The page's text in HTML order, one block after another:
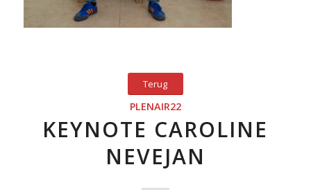
Terug
PLENAIR22
KEYNOTE CAROLINE
NEVEJAN